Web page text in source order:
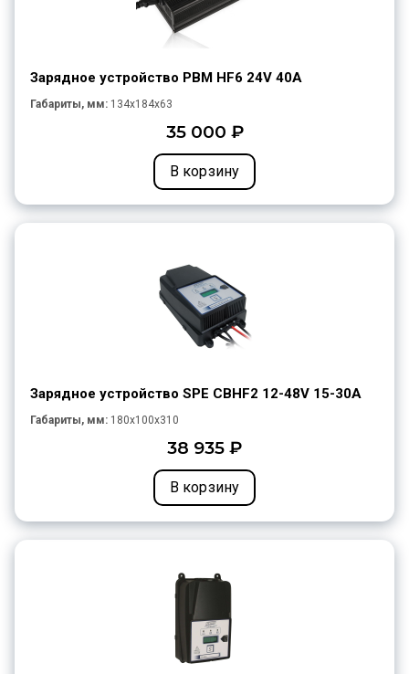
Зарядное устройство PBM HF6 24V 40A
Габариты, мм: 134x184x63
35 000 ₽
В корзину
Зарядное устройство SPE CBHF2 12-48V 15-30A
Габариты, мм: 180x100x310
38 935 ₽
В корзину